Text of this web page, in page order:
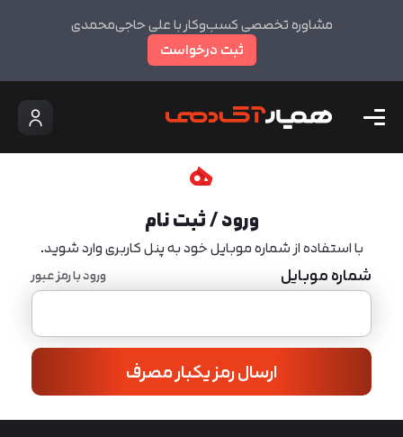
مشاوره تخصصی کسب‌وکار با علی حاجی‌محمدی
ثبت درخواست
ورود / ثبت نام
با استفاده از شماره موبایل خود به پنل کاربری وارد شوید.
شماره موبایل ورود با رمز عبور
ارسال رمز یکبار مصرف